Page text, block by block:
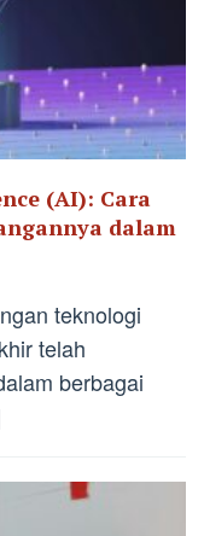
(AI): Cara
dalam
teknologi
telah
berbagai